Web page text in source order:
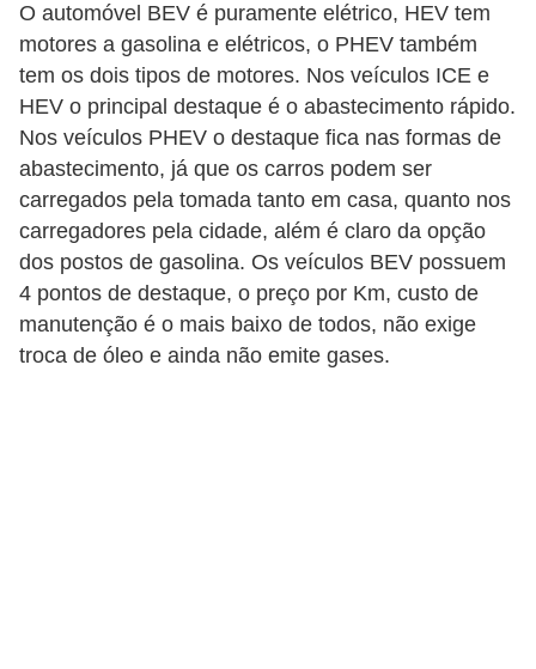
O automóvel BEV é puramente elétrico, HEV tem
motores a gasolina e elétricos, o PHEV também
tem os dois tipos de motores. Nos veículos ICE e
HEV o principal destaque é o abastecimento rápido.
Nos veículos PHEV o destaque fica nas formas de
abastecimento, já que os carros podem ser
carregados pela tomada tanto em casa, quanto nos
carregadores pela cidade, além é claro da opção
dos postos de gasolina. Os veículos BEV possuem
4 pontos de destaque, o preço por Km, custo de
manutenção é o mais baixo de todos, não exige
troca de óleo e ainda não emite gases.
I
n
s
t
a
l
a
ç
o